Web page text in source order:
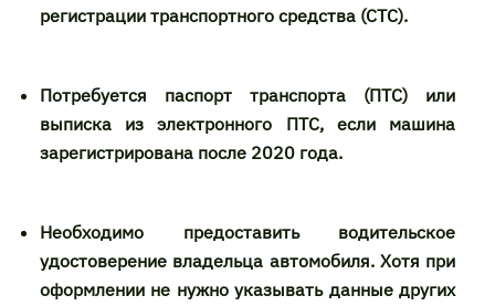
регистрации транспортного средства (СТС).
Потребуется паспорт транспорта (ПТС) или
выписка из электронного ПТС, если машина
зарегистрирована после 2020 года.
Необходимо предоставить водительское
удостоверение владельца автомобиля. Хотя при
оформлении не нужно указывать данные других